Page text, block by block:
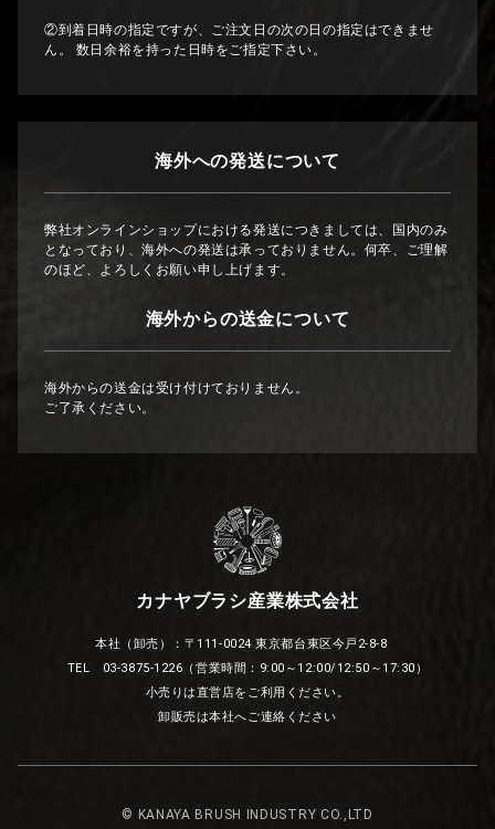
②到着日時の指定ですが、ご注文日の次の日の指定はできませ
ん。 数日余裕を持った日時をご指定下さい。
海外への発送について
弊社オンラインショップにおける発送につきましては、国内のみ
となっており、海外への発送は承っておりません。何卒、ご理解
のほど、よろしくお願い申し上げます。
海外からの送金について
海外からの送金は受け付けておりません。
ご了承ください。
カナヤブラシ産業株式会社
本社（卸売）：〒111-0024 東京都台東区今戸2-8-8
TEL 03-3875-1226（営業時間：9:00～12:00/12:50～17:30）
小売りは直営店をご利用ください。
卸販売は本社へご連絡ください
© KANAYA BRUSH INDUSTRY CO.,LTD